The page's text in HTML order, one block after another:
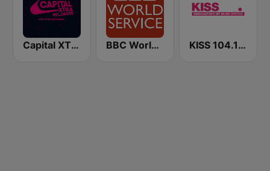
Capital XTRA Reloaded BBC World Service KISS 104.1 FM